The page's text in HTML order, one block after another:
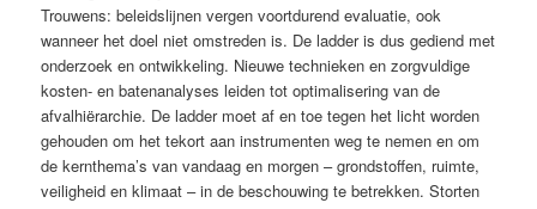
Trouwens: beleidslijnen vergen voortdurend evaluatie, ook
wanneer het doel niet omstreden is. De ladder is dus gediend met
onderzoek en ontwikkeling. Nieuwe technieken en zorgvuldige
kosten- en batenanalyses leiden tot optimalisering van de
afvalhiërarchie. De ladder moet af en toe tegen het licht worden
gehouden om het tekort aan instrumenten weg te nemen en om
de kernthema’s van vandaag en morgen – grondstoffen, ruimte,
veiligheid en klimaat – in de beschouwing te betrekken. Storten